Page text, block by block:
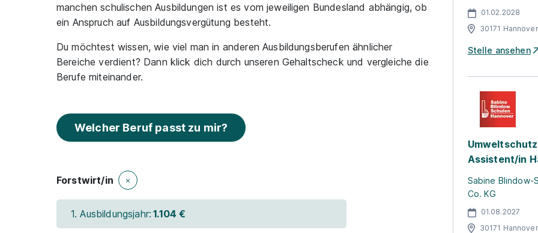
manchen schulischen Ausbildungen ist es vom jeweiligen Bundesland abhängig, ob
ein Anspruch auf Ausbildungsvergütung besteht.
Du möchtest wissen, wie viel man in anderen Ausbildungsberufen ähnlicher
Bereiche verdient? Dann klick dich durch unseren Gehaltscheck und vergleiche die
Berufe miteinander.
Welcher Beruf passt zu mir?
Forstwirt/in
1. Ausbildungsjahr: 1.104 €
01.02.2028
30171 Hannover
Stelle ansehen
Assistent/in
Sabine Blindow-
Co. KG
01.08.2027
30171 Hannover